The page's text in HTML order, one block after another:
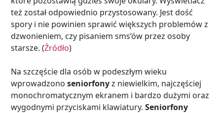
też został odpowiednio przystosowany. Jest dość
spory i nie powinien sprawić większych problemów z
dzwonieniem, czy pisaniem sms’ów przez osoby
starsze. (Źródło)
Na szczęście dla osób w podeszłym wieku
wprowadzono seniorfonyz niewielkim, najczęściej
monochromatycznym ekranem i bardzo dużymi oraz
wygodnymi przyciskami klawiatury. Seniorfony